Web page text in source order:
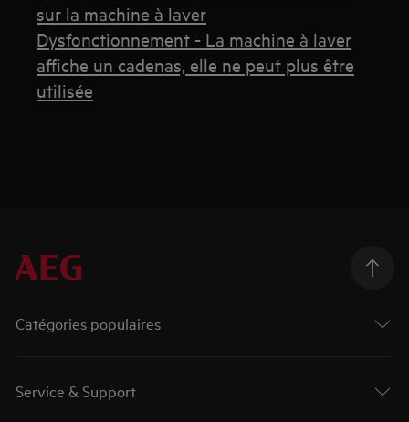
sur la machine à laver
Dysfonctionnement - La machine à laver
affiche un cadenas, elle ne peut plus être
utilisée
Catégories populaires
Service & Support